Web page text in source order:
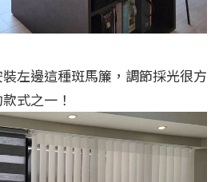
左邊這種斑馬簾，調節採光很方
式之一！